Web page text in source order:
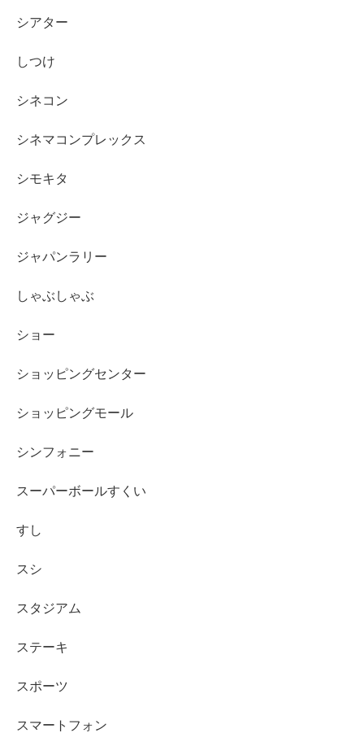
シアター
しつけ
シネコン
シネマコンプレックス
シモキタ
ジャグジー
ジャパンラリー
しゃぶしゃぶ
ショー
ショッピングセンター
ショッピングモール
シンフォニー
スーパーボールすくい
すし
スシ
スタジアム
ステーキ
スポーツ
スマートフォン